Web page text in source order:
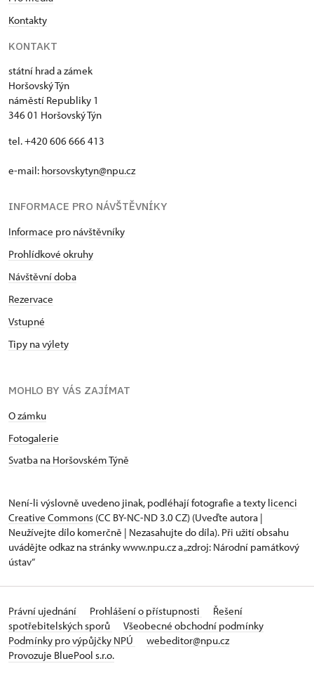
Kontakty
KONTAKT
státní hrad a zámek
Horšovský Týn
náměstí Republiky 1
346 01 Horšovský Týn
tel. +420 606 666 413
e-mail: horsovskytyn@npu.cz
INFORMACE PRO NÁVŠTĚVNÍKY
Informace pro návštěvníky
Prohlídkové okruhy
Návštěvní doba
Rezervace
Vstupné
Tipy na výlety
MOHLO BY VÁS ZAJÍMAT
O zámku
Fotogalerie
Svatba na Horšovském Týně
Není-li výslovně uvedeno jinak, podléhají fotografie a texty licenci
Creative Commons (CC BY-NC-ND 3.0 CZ) (Uveďte autora |
Neužívejte dílo komerčně | Nezasahujte do díla). Při užití obsahu
uvádějte odkaz na stránky www.npu.cz a „zdroj: Národní památkový
ústav“
Právní ujednání Prohlášení o přístupnosti
Řešení
spotřebitelských sporů
Všeobecné obchodní podmínky
Podmínky pro výpůjčky NPÚ
webeditor@npu.cz
Provozuje BluePool s.r.o.